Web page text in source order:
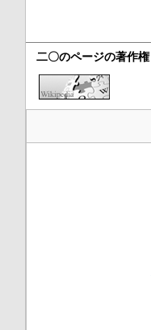
二〇のページの著作権